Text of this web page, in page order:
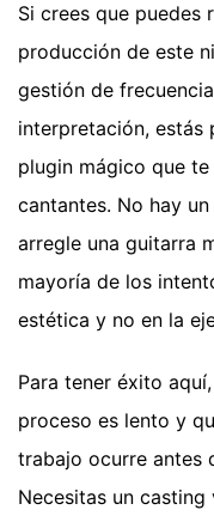
Si crees que puedes
producción de este
gestión de
interpretación, estás
plugin mágico que
cantantes. No hay
arregle una guitarra
mayoría de los
estética y no en la
Para tener éxito
proceso es lento y
trabajo ocurre antes
Necesitas un